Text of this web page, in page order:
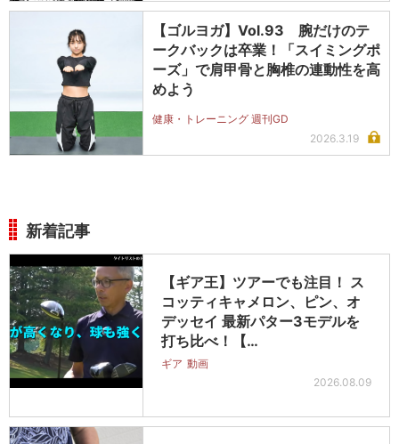
【ゴルヨガ】Vol.93 腕だけのテ
ークバックは卒業！「スイミングポ
ーズ」で肩甲骨と胸椎の連動性を高
めよう
健康・トレーニング 週刊GD
2026.3.19
新着記事
【ギア王】ツアーでも注目！ ス
コッティキャメロン、ピン、オ
デッセイ 最新パター3モデルを
打ち比べ！【…
ギア 動画
2026.08.09